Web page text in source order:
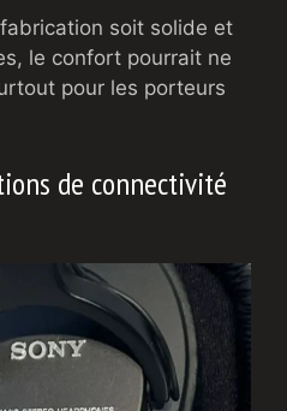
soit solide et
le confort pourrait ne
pour les porteurs
de connectivité